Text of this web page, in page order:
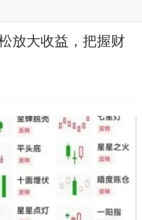
放大收益，把握财